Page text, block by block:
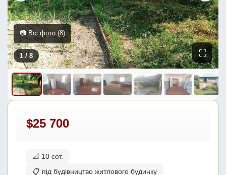
1/ 8 ⛶
📷 Всі фото (8)
$25 700
📐 10 сот.
📋 під будівництво житлового будинку